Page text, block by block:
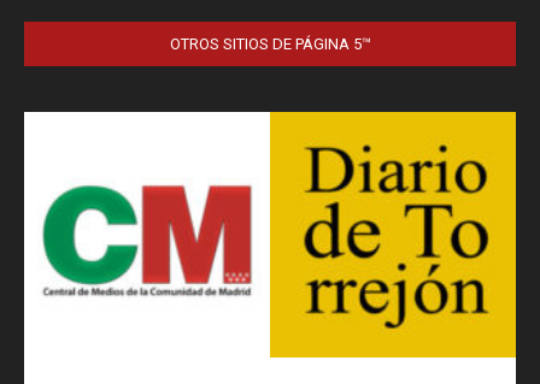
OTROS SITIOS DE PÁGINA 5™